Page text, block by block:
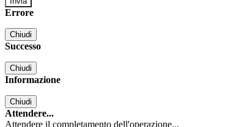
Errore
Chiudi
Successo
Chiudi
Informazione
Chiudi
Attendere...
Attendere il completamento dell'operazione...